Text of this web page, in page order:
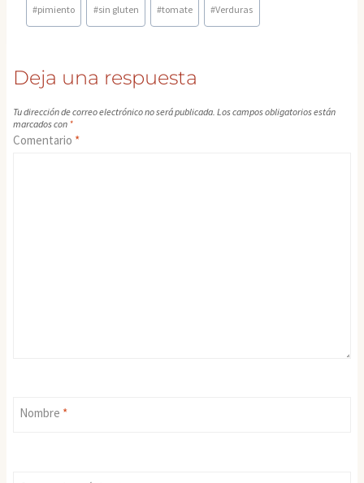
la#pimiento #sin gluten #tomate #Verduras
Deja una respuesta
Tu dirección de correo electrónico no será publicada. Los campos obligatorios están
marcados con *
Comentario *
Nombre *